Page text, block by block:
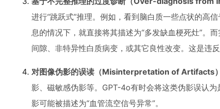
进行“跳跃式”推理。例如，看到脑白质一些点状的高
息的情况下，就直接将其描述为“多发缺血梗死灶”。
间隙、非特异性白质病变，或其它良性改变。这是违
对图像伪影的误读（Misinterpretation of Artifacts
影、磁敏感伪影等。GPT-4o有时会将这类伪影误认
影可能被描述为“血管流空信号异常”。